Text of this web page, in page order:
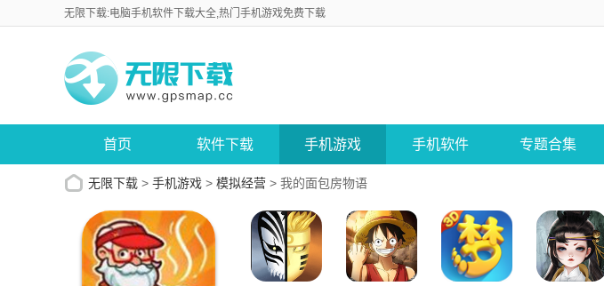
无限下载:电脑手机软件下载大全,热门手机游戏免费下载
首页 软件下载 手机游戏 手机软件 专题合集
无限下载 > 手机游戏 > 模拟经营 > 我的面包房物语